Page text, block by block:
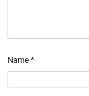
Name *